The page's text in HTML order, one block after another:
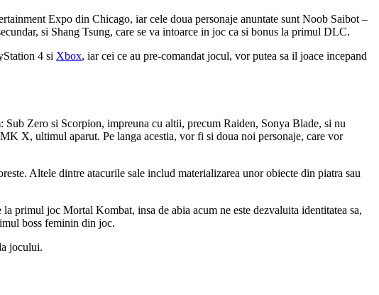
Expo din Chicago, iar cele doua personaje anuntate sunt Noob Saibot –
si Shang Tsung, care se va intoarce in joc ca si bonus la primul DLC.
4 si Xbox, iar cei ce au pre-comandat jocul, vor putea sa il joace incepand
Zero si Scorpion, impreuna cu altii, precum Raiden, Sonya Blade, si nu
X, ultimul aparut. Pe langa acestia, vor fi si doua noi personaje, care vor
Altele dintre atacurile sale includ materializarea unor obiecte din piatra sau
primul joc Mortal Kombat, insa de abia acum ne este dezvaluita identitatea sa,
boss feminin din joc.
jocului.